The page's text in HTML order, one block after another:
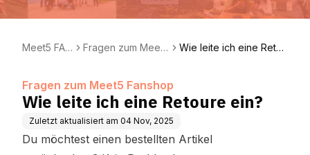
Meet5 FAQ
Fragen zum Meet5
Wie leite ich eine Retou
Fragen zum Meet5 Fanshop
Wie leite ich eine Retoure ein?
Zuletzt aktualisiert am 04 Nov, 2025
Du möchtest einen bestellten Artikel